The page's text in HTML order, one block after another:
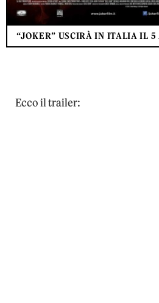
“JOKER” USCIRÀ IN ITALIA IL 5
Ecco il trailer: